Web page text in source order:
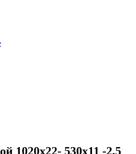
1020х22- 530х11 -2,5